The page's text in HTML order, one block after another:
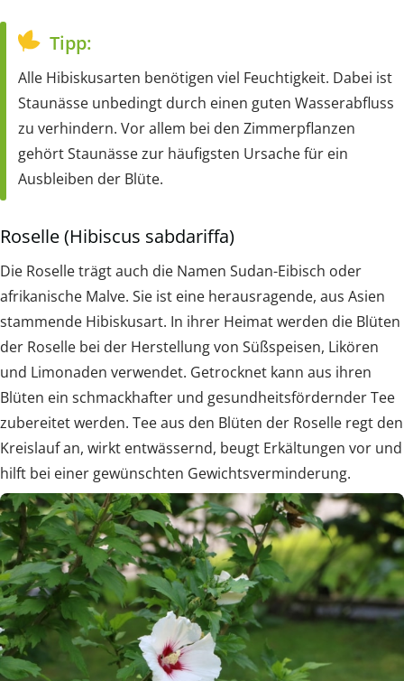
Tipp:
Alle Hibiskusarten benötigen viel Feuchtigkeit. Dabei ist
Staunässe unbedingt durch einen guten Wasserabfluss
zu verhindern. Vor allem bei den Zimmerpflanzen
gehört Staunässe zur häufigsten Ursache für ein
Ausbleiben der Blüte.
Roselle (Hibiscus sabdariffa)
Die Roselle trägt auch die Namen Sudan-Eibisch oder
afrikanische Malve. Sie ist eine herausragende, aus Asien
stammende Hibiskusart. In ihrer Heimat werden die Blüten
der Roselle bei der Herstellung von Süßspeisen, Likören
und Limonaden verwendet. Getrocknet kann aus ihren
Blüten ein schmackhafter und gesundheitsfördernder Tee
zubereitet werden. Tee aus den Blüten der Roselle regt den
Kreislauf an, wirkt entwässernd, beugt Erkältungen vor und
hilft bei einer gewünschten Gewichtsverminderung.